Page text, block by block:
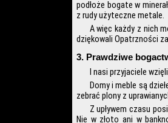
podłoże bogate w
z rudy użyteczne metale.
A więc każdy z nich
dziękowali Opatrzności
3. Prawdziwe
I nasi przyjaciele
Domy i meble są
zebrać plony z
Z upływem czasu
Nie w złoto ani w